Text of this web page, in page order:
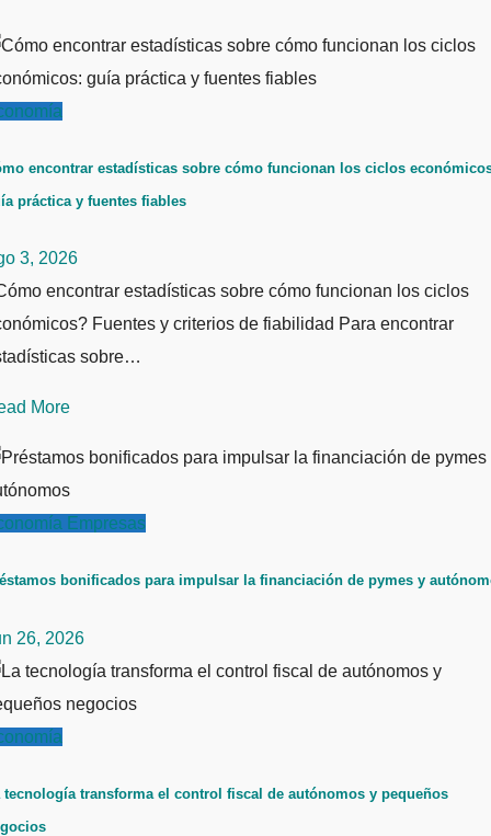
encontrar estadísticas sobre cómo funcionan los ciclos
práctica y fuentes fiables
3, 2026
encontrar estadísticas sobre cómo funcionan los ciclos
Fuentes y criterios de fiabilidad Para encontrar
sobre…
More
Empresas
bonificados para impulsar la financiación de pymes y
26, 2026
tecnología transforma el control fiscal de autónomos y pequeños